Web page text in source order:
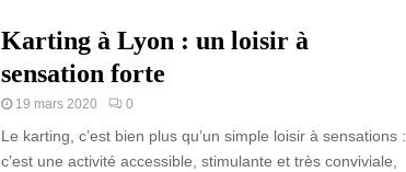
Karting à Lyon : un loisir à
sensation forte
19 mars 2020 0
Le karting, c’est bien plus qu’un simple loisir à sensations :
c’est une activité accessible, stimulante et très conviviale,